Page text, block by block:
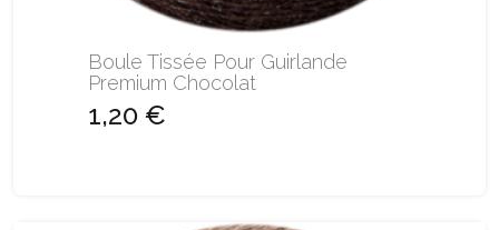
Boule Tissée Pour Guirlande
Premium Chocolat
1,20 €